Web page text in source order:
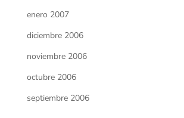
enero 2007
diciembre 2006
noviembre 2006
octubre 2006
septiembre 2006